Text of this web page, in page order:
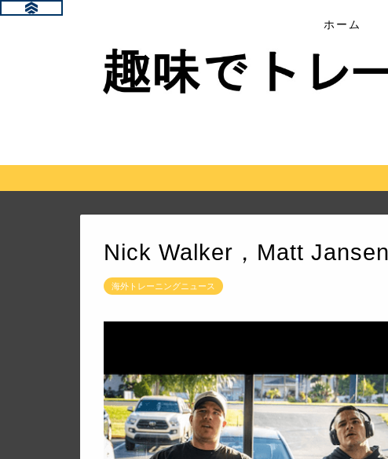
ホーム
Nick Walker，Matt
海外トレーニングニュース